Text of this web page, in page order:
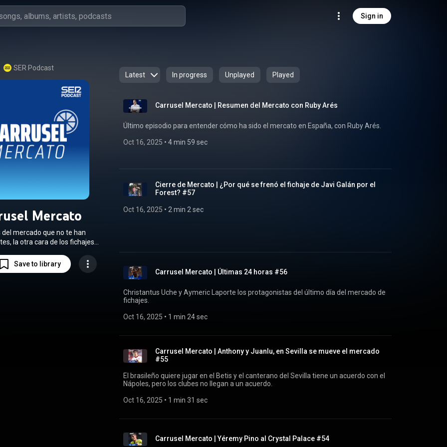
Sign in
SER Podcast
Mercato
del mercado que no te han
la otra cara de los fichajes
nacionales e internacionales
de los deportes de la Cadena
Save to library
Latest In progress Unplayed Played
Carrusel Mercato | Resumen del Mercato con Ruby Arés
Último episodio para entender cómo ha sido el mercato en España, con Ruby Arés.
Oct 16, 2025 • 4 min 59 sec
Cierre de Mercato | ¿Por qué se frenó el fichaje de Javi Galán por el
Forest? #57
Oct 16, 2025 • 2 min 2 sec
Carrusel Mercato | Últimas 24 horas #56
Christantus Uche y Aymeric Laporte los protagonistas del último día del mercado de
fichajes.
Oct 16, 2025 • 1 min 24 sec
Carrusel Mercato | Anthony y Juanlu, en Sevilla se mueve el mercado
#55
El brasileño quiere jugar en el Betis y el canterano del Sevilla tiene un acuerdo con el
Nápoles, pero los clubes no llegan a un acuerdo.
Oct 16, 2025 • 1 min 31 sec
Carrusel Mercato | Yéremy Pino al Crystal Palace #54